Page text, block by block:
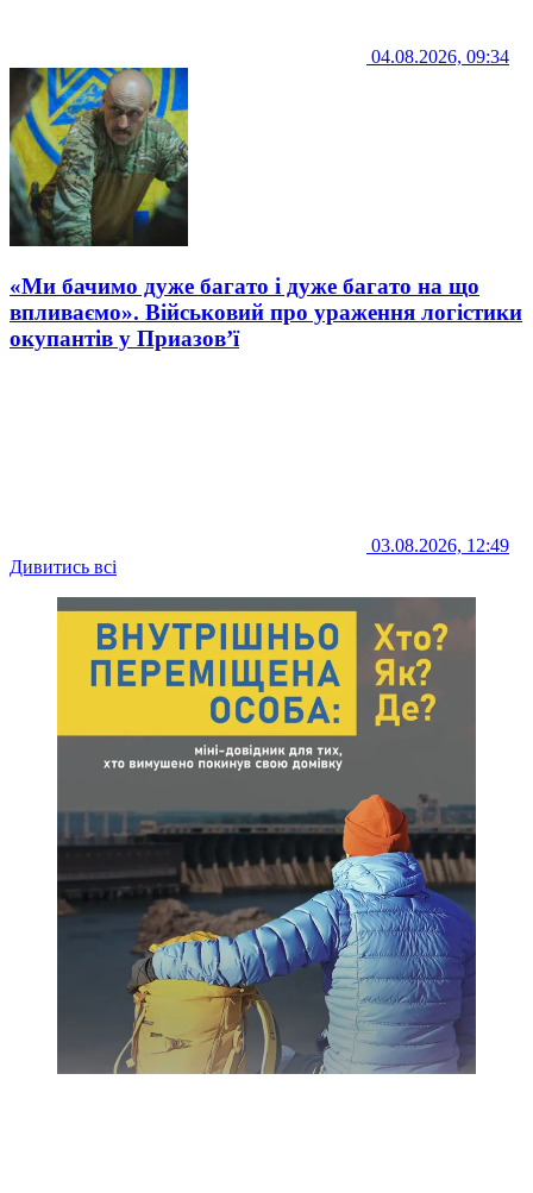
04.08.2026, 09:34
«Ми бачимо дуже багато і дуже багато на що
впливаємо». Військовий про ураження логістики
окупантів у Приазов’ї
03.08.2026, 12:49
Дивитись всі